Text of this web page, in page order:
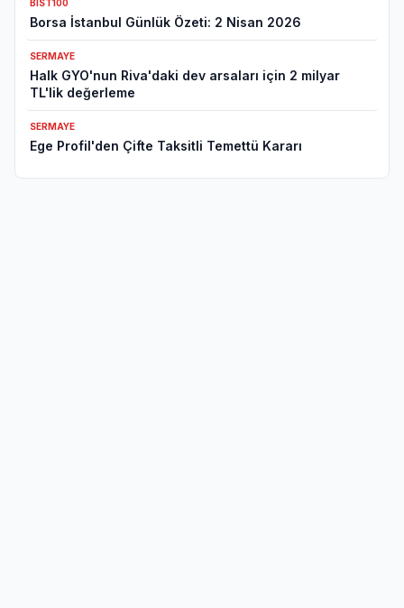
BIST100
Borsa İstanbul Günlük Özeti: 2 Nisan 2026
SERMAYE
Halk GYO'nun Riva'daki dev arsaları için 2 milyar
TL'lik değerleme
SERMAYE
Ege Profil'den Çifte Taksitli Temettü Kararı